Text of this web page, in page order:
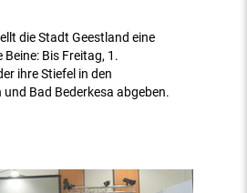
die Stadt Geestland eine
Bis Freitag, 1.
ihre Stiefel in den
Bad Bederkesa abgeben.